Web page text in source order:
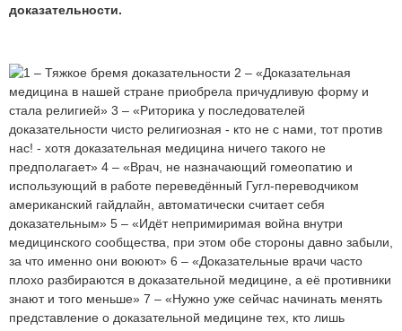
доказательности.